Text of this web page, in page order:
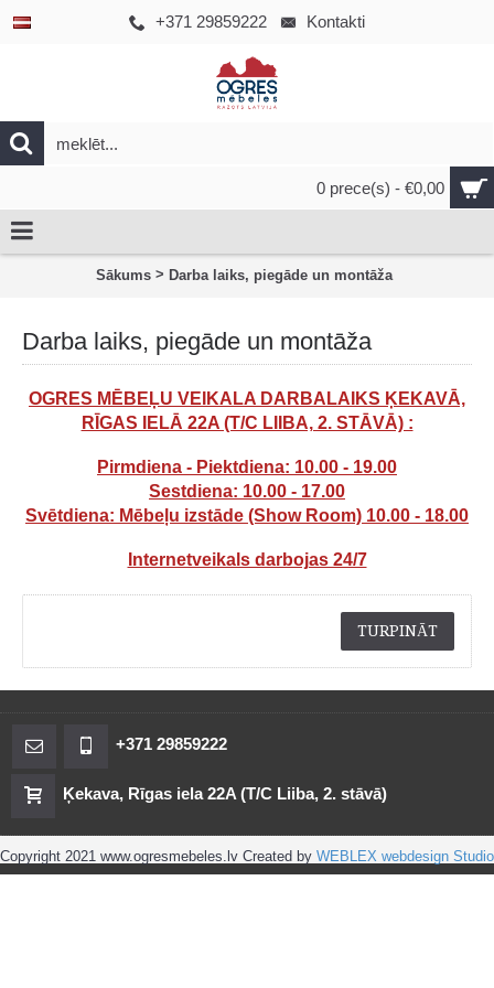
+371 29859222 Kontakti
0 prece(s) - €0,00
Sākums > Darba laiks, piegāde un montāža
Darba laiks, piegāde un montāža
OGRES MĒBEĻU VEIKALA DARBALAIKS ĶEKAVĀ,
RĪGAS IELĀ 22A (T/C LIIBA, 2. STĀVĀ) :
Pirmdiena - Piektdiena: 10.00 - 19.00
Sestdiena: 10.00 - 17.00
Svētdiena: Mēbeļu izstāde (Show Room) 10.00 - 18.00
Internetveikals darbojas 24/7
TURPINĀT
+371 29859222
Ķekava, Rīgas iela 22A (T/C Liiba, 2. stāvā)
Copyright 2021 www.ogresmebeles.lv Created by WEBLEX webdesign Studio